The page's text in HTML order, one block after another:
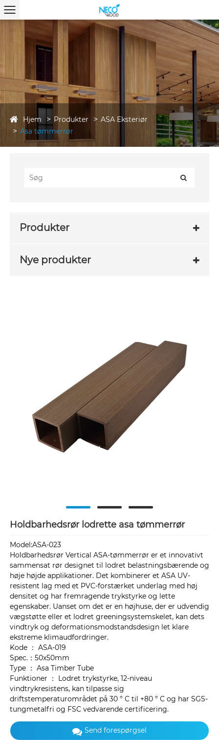
Hjem Produkter
ASA Eksteriør
Asa tømmerrør
Produkter
Nye produkter
Holdbarhedsrør lodrette asa tømmerrør
Model:ASA-023
Holdbarhedsrør Vertical ASA-tømmerrør er et innovativt
sammensat rør designet til lodret belastningsbærende og
høje højde applikationer. Det kombinerer et ASA UV-
resistent lag med et PVC-forstærket underlag med høj
densitet og har fremragende trykstyrke og lette
egenskaber. Uanset om det er en højhuse, der er udvendig
vægstøtte eller et lodret greeningsystemskelet, kan dets
vindtryk og deformationsmodstandsdesign let klare
ekstreme klimaudfordringer.
Kode ： ASA-019
Spec.：50x50mm
Type ： Asa Timber Tube
Funktioner ： Lodret trykstyrke, 12-niveau
vindtrykresistens, kan tilpasse sig
driftstemperaturområdet på 30 ° C til +80 ° C og har SGS-
tungmetalfri og FSC vedvarende certificering.
Send forespørgsel